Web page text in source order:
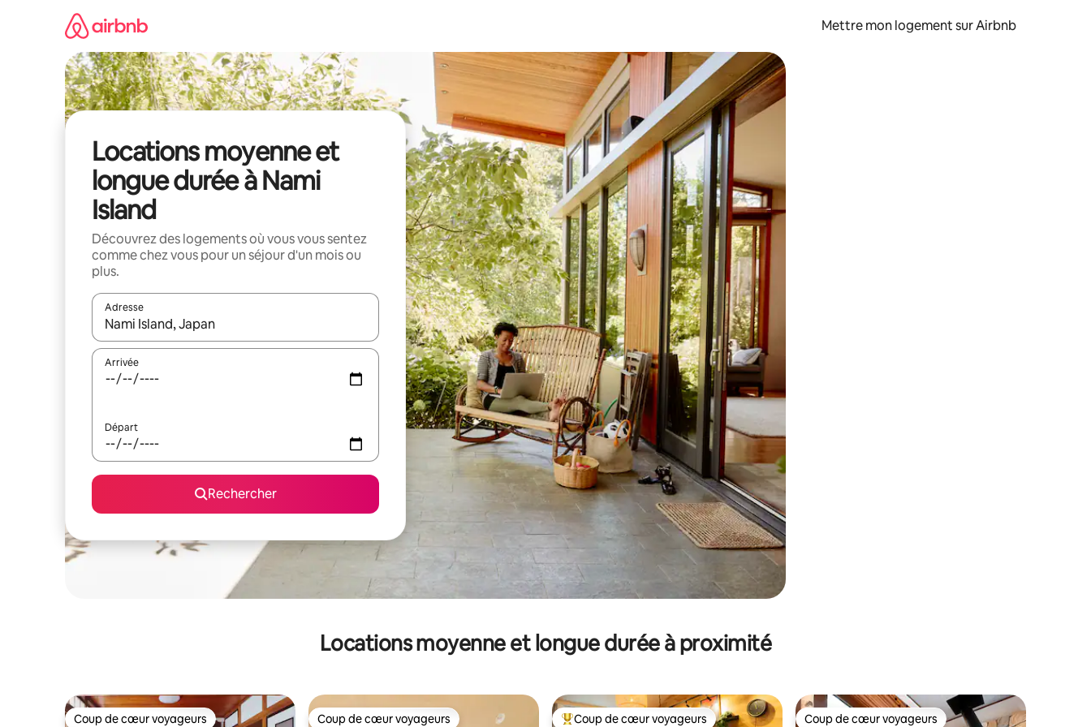
Mettre mon logement sur Airbnb
Locations moyenne et
longue durée à Nami
Island
Découvrez des logements où vous vous sentez
comme chez vous pour un séjour d'un mois ou
plus.
Adresse
Lorsque les résultats s'affichent, utilisez les flèches vers le haut et vers le bas pour les parcourir ou en appuyant et en faisant glisser.
Arrivée
Départ
Rechercher
Locations moyenne et longue durée à proximité
Coup de cœur voyageurs Coup de cœur voyageurs Coup de cœur voyageurs Coup de cœur voyageurs